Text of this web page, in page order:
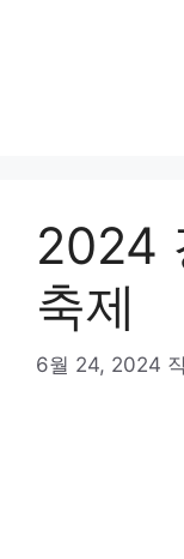
2024
축제
6월 24, 2024